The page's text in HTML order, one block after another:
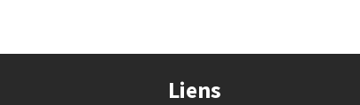
Liens